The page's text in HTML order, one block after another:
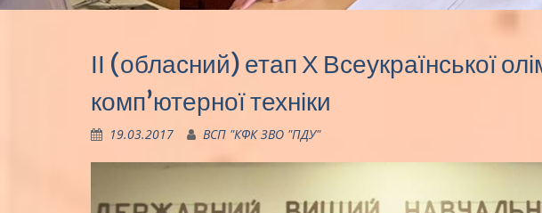
ІІ (обласний) етап Х Всеукраїнської
комп’ютерної техніки
19.03.2017 ВСП "КФК ЗВО "ПДУ"